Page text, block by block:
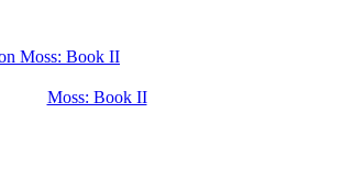
Moss: Book II